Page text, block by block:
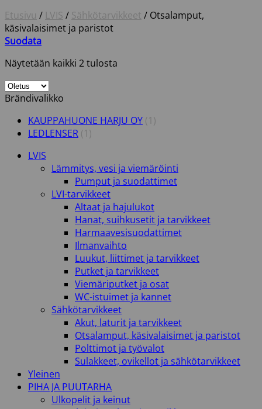
Etusivu / LVIS / Sähkötarvikkeet / Otsalamput,
käsivalaisimet ja paristot
Suodata
Näytetään kaikki 2 tulosta
Brändivalikko
KAUPPAHUONE HARJU OY (1)
LEDLENSER (1)
LVIS
Lämmitys, vesi ja viemäröinti
Pumput ja suodattimet
LVI-tarvikkeet
Altaat ja hajulukot
Hanat, suihkusetit ja tarvikkeet
Harmaavesisuodattimet
Ilmanvaihto
Luukut, liittimet ja tarvikkeet
Putket ja tarvikkeet
Viemäriputket ja osat
WC-istuimet ja kannet
Sähkötarvikkeet
Akut, laturit ja tarvikkeet
Otsalamput, käsivalaisimet ja paristot
Polttimot ja työvalot
Sulakkeet, ovikellot ja sähkötarvikkeet
Yleinen
PIHA JA PUUTARHA
Ulkopelit ja keinut